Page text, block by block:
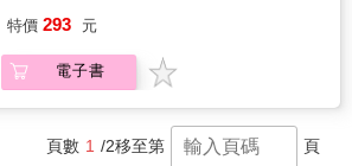
野敏感度與感性觸角，對台灣排灣族文化作出
有別於以往的探索與詮釋。本書細緻地描述、
分析田野實例，顯現排灣族重要的文化表徵例
認知的情感與美感，是排灣文化的核心概念。
此書還從排灣巫師的祭儀經語、祭歌等，探討
特價 293 元
電子書
頁數 1 /2移至第 頁